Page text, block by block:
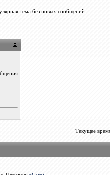
тема без новых сообщений
Текущее